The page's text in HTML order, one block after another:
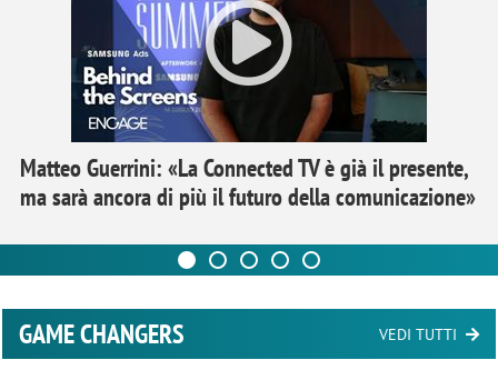
Matteo Guerrini: «La Connected TV è già il presente,
ma sarà ancora di più il futuro della comunicazione»
GAME CHANGERS VEDI TUTTI